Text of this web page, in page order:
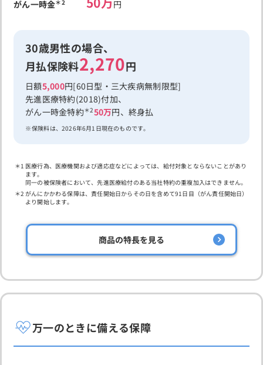
がん一時金＊2 円
30歳男性の場合、
月払保険料2,270円
日額5,000円[60日型・三大疾病無制限型]
先進医療特約(2018)付加、
がん一時金特約＊250万円、終身払
保険料は、2026年6月1日現在のものです。
医療行為、医療機関および適応症などによっては、給付対象とならないことがあり
ます。
同一の被保険者において、先進医療給付のある当社特約の重複加入はできません。
がんにかかわる保障は、責任開始日からその日を含めて91日目（がん責任開始日）
より開始します。
商品の特長を見る
万一のときに備える保障